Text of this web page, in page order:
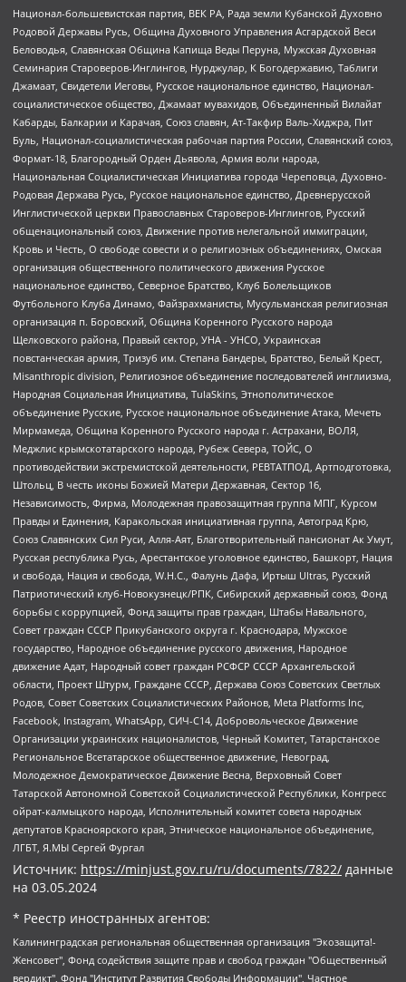
Национал-большевистская партия, ВЕК РА, Рада земли Кубанской Духовно
Родовой Державы Русь, Община Духовного Управления Асгардской Веси
Беловодья, Славянская Община Капища Веды Перуна, Мужская Духовная
Семинария Староверов-Инглингов, Нурджулар, К Богодержавию, Таблиги
Джамаат, Свидетели Иеговы, Русское национальное единство, Национал-
социалистическое общество, Джамаат мувахидов, Объединенный Вилайат
Кабарды, Балкарии и Карачая, Союз славян, Ат-Такфир Валь-Хиджра, Пит
Буль, Национал-социалистическая рабочая партия России, Славянский союз,
Формат-18, Благородный Орден Дьявола, Армия воли народа,
Национальная Социалистическая Инициатива города Череповца, Духовно-
Родовая Держава Русь, Русское национальное единство, Древнерусской
Инглистической церкви Православных Староверов-Инглингов, Русский
общенациональный союз, Движение против нелегальной иммиграции,
Кровь и Честь, О свободе совести и о религиозных объединениях, Омская
организация общественного политического движения Русское
национальное единство, Северное Братство, Клуб Болельщиков
Футбольного Клуба Динамо, Файзрахманисты, Мусульманская религиозная
организация п. Боровский, Община Коренного Русского народа
Щелковского района, Правый сектор, УНА - УНСО, Украинская
повстанческая армия, Тризуб им. Степана Бандеры, Братство, Белый Крест,
Misanthropic division, Религиозное объединение последователей инглиизма,
Народная Социальная Инициатива, TulaSkins, Этнополитическое
объединение Русские, Русское национальное объединение Атака, Мечеть
Мирмамеда, Община Коренного Русского народа г. Астрахани, ВОЛЯ,
Меджлис крымскотатарского народа, Рубеж Севера, ТОЙС, О
противодействии экстремистской деятельности, РЕВТАТПОД, Артподготовка,
Штольц, В честь иконы Божией Матери Державная, Сектор 16,
Независимость, Фирма, Молодежная правозащитная группа МПГ, Курсом
Правды и Единения, Каракольская инициативная группа, Автоград Крю,
Союз Славянских Сил Руси, Алля-Аят, Благотворительный пансионат Ак Умут,
Русская республика Русь, Арестантское уголовное единство, Башкорт, Нация
и свобода, Нация и свобода, W.H.С., Фалунь Дафа, Иртыш Ultras, Русский
Патриотический клуб-Новокузнецк/РПК, Сибирский державный союз, Фонд
борьбы с коррупцией, Фонд защиты прав граждан, Штабы Навального,
Совет граждан СССР Прикубанского округа г. Краснодара, Мужское
государство, Народное объединение русского движения, Народное
движение Адат, Народный совет граждан РСФСР СССР Архангельской
области, Проект Штурм, Граждане СССР, Держава Союз Советских Светлых
Родов, Совет Советских Социалистических Районов, Meta Platforms Inc,
Facebook, Instagram, WhatsApp, СИЧ-С14, Добровольческое Движение
Организации украинских националистов, Черный Комитет, Татарстанское
Региональное Всетатарское общественное движение, Невоград,
Молодежное Демократическое Движение Весна, Верховный Совет
Татарской Автономной Советской Социалистической Республики, Конгресс
ойрат-калмыцкого народа, Исполнительный комитет совета народных
депутатов Красноярского края, Этническое национальное объединение,
ЛГБТ, Я.МЫ Сергей Фургал
Источник: https://minjust.gov.ru/ru/documents/7822/ данные
на 03.05.2024
* Реестр иностранных агентов:
Калининградская региональная общественная организация "Экозащита!-Женсовет", Фонд содействия защите прав и свобод граждан "Общественный вердикт", Фонд "Институт Развития Свободы Информации", Частное учреждение "Информационное агентство МЕМО. РУ", Региональная общественная организация "Общественная комиссия по сохранению наследия академика Сахарова", Фонд поддержки свободы прессы, Санкт-Петербургская общественная правозащитная организация "Гражданский контроль", Межрегиональная общественная организация "Информационно-просветительский центр "Мемориал", Региональный Фонд "Центр Защиты Прав Средств Массовой Информации", с 05.12.2023 Фонд "Центр Защиты Прав Средств массовой информации", Региональная общественная благотворительная организация помощи беженцам и мигрантам "Гражданское содействие", Негосударственное образовательное учреждение дополнительного профессионального образования (повышение квалификации) специалистов "АКАДЕМИЯ ПО ПРАВАМ ЧЕЛОВЕКА", Свердловская региональная общественная организация "Сутяжник", Автономная некоммерческая организация "Центр независимых социологических исследований", Союз общественных объединений "Российский исследовательский центр по правам человека", Региональное общественное учреждение научно-информационный центр "МЕМОРИАЛ", Некоммерческая организация "Фонд защиты гласности", Автономная некоммерческая организация "Институт прав человека", Городская общественная организация "Екатеринбургское общество "МЕМОРИАЛ", Городская общественная организация "Рязанское историко-просветительское и правозащитное общество "Мемориал" (Рязанский Мемориал), Челябинский региональный орган общественной самодеятельности – женское общественное объединение "Женщины Евразии", Челябинский региональный орган общественной самодеятельности "Уральская правозащитная группа", Фонд содействия защите здоровья и социальной справедливости имени Андрея Рылькова, Автономная Некоммерческая Организация "Аналитический Центр Юрия Левады", Автономная некоммерческая организация социальной поддержки населения "Проект Апрель", Региональная общественная организация помощи женщинам и детям, находящимся в кризисной ситуации "Информационно-методический центр "Анна", Фонд содействия развитию массовых коммуникаций и правовому просвещению "Так-так-Так", Фонд содействия устойчивому развитию "Серебряная тайга", Свердловский региональный общественный фонд социальных проектов "Новое время", "Idel.Реалии", Кавказ.Реалии, Крым.Реалии, Телеканал Настоящее Время, Татаро-башкирская служба Радио Свобода (Azatliq Radiosi), Радио Свободная Европа/Радио Свобода (PCE/PC), "Сибирь.Реалии", "Фактограф", Благотворительный фонд помощи осужденным и их семьям, Автономная некоммерческая организация "Институт глобализации и социальных движений", Фонд "В защиту прав заключенных", Частное учреждение "Центр поддержки и содействия развитию средств массовой информации", Пензенский региональный общественный благотворительный фонд "Гражданский союз", "Север.Реалии", Некоммерческая организация Фонд "Правовая инициатива", Общество с ограниченной ответственностью "Радио Свободная Европа/Радио Свобода", Чешское информационное агентство "MEDIUM-ORIENT", Красноярская региональная общественная организация "Мы против СПИДа", Камалягин Денис Николаевич, Маркелов Сергей Евгеньевич, Пономарев Лев Александрович, Савицкая Людмила Алексеевна, Автономная некоммерческая организация "Центр по работе с проблемой насилия "НАСИЛИЮ.НЕТ", Межрегиональный профессиональный союз работников здравоохранения "Альянс врачей", Юридическое лицо, зарегистрированное в Латвийской Республике, SIA "Medusa Project" (регистрационный номер 40103797863, дата регистрации 10.06.2014), Некоммерческая организация "Фонд по борьбе с коррупцией", Автономная некоммерческая организация "Институт права и публичной политики", Баданин Роман Сергеевич, Гликин Максим Александрович, Железнова Мария Михайловна, Лукьянова Юлия Сергеевна, Маетная Елизавета Витальевна, Маняхин Петр Борисович, Чуракова Ольга Владимировна, Ярош Юлия Петровна, Юридическое лицо "The Insider SIA", зарегистрированное в Риге, Латвийская Республика (дата регистрации 26.06.2015), являющееся администратором доменного имени интернет-издания "The Insider SIA", https://theins.ru, Постернак Алексей Евгеньевич, Рубин Михаил Аркадьевич, Анин Роман Александрович, Юридическое лицо Istories fonds, зарегистрированное в Латвийской Республике (регистрационный номер 50008295751, дата регистрации 24.02.2020), Великовский Дмитрий Александрович, Долинина Ирина Николаевна, Мароховская Алеся Алексеевна, Шлейнов Роман Юрьевич, Шмагун Олеся Валентиновна, Общество с ограниченной ответственностью "Альтаир 2021", Общество с ограниченной ответственностью "Вега 2021", Общество с ограниченной ответственностью "Главный редактор 2021", Общество с ограниченной ответственностью "Ромашки монолит", Важенков Артем Валерьевич, Ивановская областная общественная организация "Центр гендерных исследований", Гурман Юрий Альбертович, Медиапроект "ОВД-Инфо", Егоров Владимир Владимирович, Жилинский Владимир Александрович, Общество с ограниченной ответственностью "ЗП", Иванова София Юрьевна, Карезина Инна Павловна, Кильтау Екатерина Викторовна, Петров Алексей Викторович, Пискунов Сергей Евгеньевич, Смирнов Сергей Сергеевич, Тихонов Михаил Сергеевич, Общество с ограниченной ответственностью "ЖУРНАЛИСТ-ИНОСТРАННЫЙ АГЕНТ", Арапова Галина Юрьевна, Вольтская Татьяна Анатольевна, Американская компания "Mason G.E.S. Anonymous Foundation" (США), являющаяся владельцем интернет-издания https://mnews.world/, Компания "Stichting Bellingcat", зарегистрированная в Нидерландах (дата регистрации 11.07.2018), Захаров Андрей Вячеславович, Клепиковская Екатерина Дмитриевна, Общество с ограниченной ответственностью "МЕМО", Перл Роман Александрович, Симонов Евгений Алексеевич, Соловьева Елена Анатольевна, Сотников Даниил Владимирович, Сурначева Елизавета Дмитриевна, Автономная некоммерческая организация по защите прав человека и информированию населения "Якутия – Наше Мнение", Общество с ограниченной ответственностью "Москоу диджитал медиа", с 26.01.2023 Общество с ограниченной ответственностью "Чайка Белые сады", Ветошкина Валерия Валерьевна, Заговора Максим Александрович, Межрегиональное общественное движение "Российская ЛГБТ - сеть", Оленичев Максим Владимирович, Павлов Иван Юрьевич, Скворцова Елена Сергеевна, Общество с ограниченной ответственностью "Как бы инагент", Кочетков Игорь Викторович, Общество с ограниченной ответственностью "Честные выборы", Еланчик Олег Александрович, Общество с ограниченной ответственностью "Нобелевский призыв", Гималова Регина Эмилевна, Григорьев Андрей Валерьевич, Григорьева Алина Александровна, Ассоциация по содействию защите прав призывников, альтернативнослужащих и военнослужащих "Правозащитная группа "Гражданин.Армия.Право", Хисамова Регина Фаритовна, Автономная некоммерческая организация по реализации социально-правовых программ "Лилит", Дальневосточное общественное движение "Маяк", Санкт-Петербургская ЛГБТ-инициативная группа "Выход", Инициативная группа ЛГБТ+ "Реверс", Алексеев Андрей Викторович, Бекбулатова Таисия Львовна, Беляев Иван Михайлович, Владыкина Елена Сергеевна, Гельман Марат Александрович, Никульшина Вероника Юрьевна, Толоконникова Надежда Андреевна, Шендерович Виктор Анатольевич, Общество с ограниченной ответственностью "Данное сообщение", Общество с ограниченной ответственностью Издательский дом "Новая глава", Айнбиндер Александра Александровна, Московский комьюнити-центр для ЛГБТ+инициатив, Благотворительный фонд развития филантропии, Deutsche Welle (Германия, Kurt-Schumacher-Strasse 3, 53113 Bonn), Борзунова Мария Михайловна, Воробьев Виктор Викторович, Голубева Анна Львовна, Константинова Алла Михайловна, Малкова Ирина Владимировна, Мурадов Мурад Абдулгалимович, Осетинская Елизавета Николаевна, Понасенков Евгений Николаевич, Ганапольский Матвей Юрьевич, Киселев Евгений Алексеевич, Борухович Ирина Григорьевна, Дремин Иван Тимофеевич, Дубровский Дмитрий Викторович, Красноярская региональная общественная организация поддержки и развития альтернативных образовательных технологий и межкультурных коммуникаций "ИНТЕРРА", Маяковская Екатерина Алексеевна, Фейгин Марк Захарович, Филимонов Андрей Викторович, Дзугкоева Регина Николаевна, Доброхотов Роман Александрович, Дудь Юрий Александрович, Елкин Сергей Владимирович, Кругликов Кирилл Игоревич, Сабунаева Мария Леонидовна, Семенов Алексей Владимирович, Шаинян Карен Багратович, Шульман Екатерина Михайловна, Асафьев Артур Валерьевич, Вахштайн Виктор Семенович, Венедиктов Алексей Алексеевич, Лушникова Екатерина Евгеньевна, Волков Леонид Михайлович, Невзоров Александр Глебович, Пархоменко Сергей Борисович, Сироткин Ярослав Николаевич, Кара-Мурза Владимир Владимирович, Баранова Наталья Владимировна, Гозман Леонид Яковлевич, Кагарлицкий Борис Юльевич, Климарев Михаил Валерьевич, Милов Владимир Станиславович, Автономная некоммерческая организация Краснодарский центр современного искусства "Типография", Моргенштерн Алишер Тагирович, Соболь Любовь Эдуардовна, Общество с ограниченной ответственностью "ЛИЗА НОРМ", Каспаров Гарри Кимович, Ходорковский Михаил Борисович, Общество с ограниченной ответственностью "Апрельские тезисы", Данилович Ирина Брониславовна, Кашин Олег Владимирович, Петров Николай Владимирович, Пивоваров Алексей Владимирович, Соколов Михаил Владимирович, Цветкова Юлия Владимировна, Чичваркин Евгений Александрович, Комитет против пыток/Команда против пыток, Общество с ограниченной ответственностью "Первый научный", Общество с ограниченной ответственностью "Вертолет и ко", Белоцерковская Вероника Борисовна, Кац Максим Евгеньевич, Лазарева Татьяна Юрьевна, Шаведдинов Руслан Табризович, Яшин Илья Валерьевич, Общество с ограниченной ответственностью "Иноагент ААВ", Алешковский Дмитрий Петрович, Альбац Евгения Марковна, Быков Дмитрий Львович, Галямина Юлия Евгеньевна, Лойко Сергей Леонидович, Мартынов Кирилл Константинович, Медведев Сергей Александрович, Крашенинников Федор Геннадиевич, Гордеева Катерина Вл